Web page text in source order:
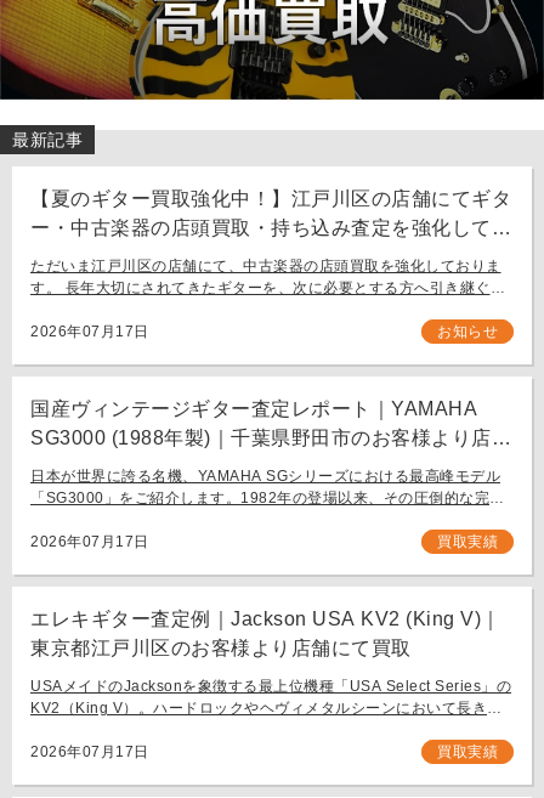
最新記事
【夏のギター買取強化中！】江戸川区の店舗にてギタ
ー・中古楽器の店頭買取・持ち込み査定を強化してお
ります。
ただいま江戸川区の店舗にて、中古楽器の店頭買取を強化しておりま
す。 長年大切にされてきたギターを、次に必要とする方へ引き継ぐお
ち込み査定も大歓迎です。
2026年07月17日 お知らせ
国産ヴィンテージギター査定レポート｜YAMAHA
SG3000 (1988年製)｜千葉県野田市のお客様より店舗
にて買取
日本が世界に誇る名機、YAMAHA SGシリーズにおける最高峰モデル
「SG3000」をご紹介します。1982年の登場以来、その圧倒的な完成
フラッグシップモデル […]
2026年07月17日 買取実績
エレキギター査定例｜Jackson USA KV2 (King V)｜
東京都江戸川区のお客様より店舗にて買取
USAメイドのJacksonを象徴する最上位機種「USA Select Series」の
KV2（King V）。ハードロックやヘヴィメタルシーンにおいて長きに
[…]
2026年07月17日 買取実績